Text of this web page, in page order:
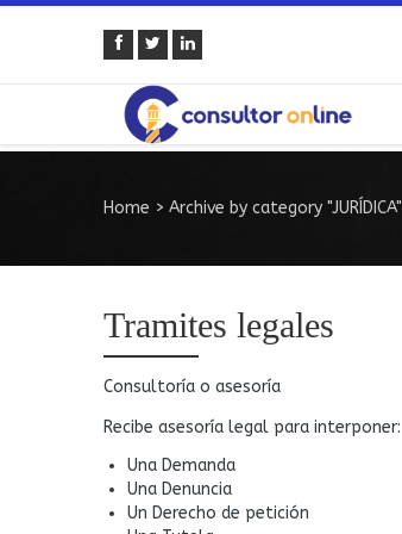
Home > Archive by category "JURÍDICA"
Tramites legales
Consultoría o asesoría
Recibe asesoría legal para interponer:
Una Demanda
Una Denuncia
Un Derecho de petición